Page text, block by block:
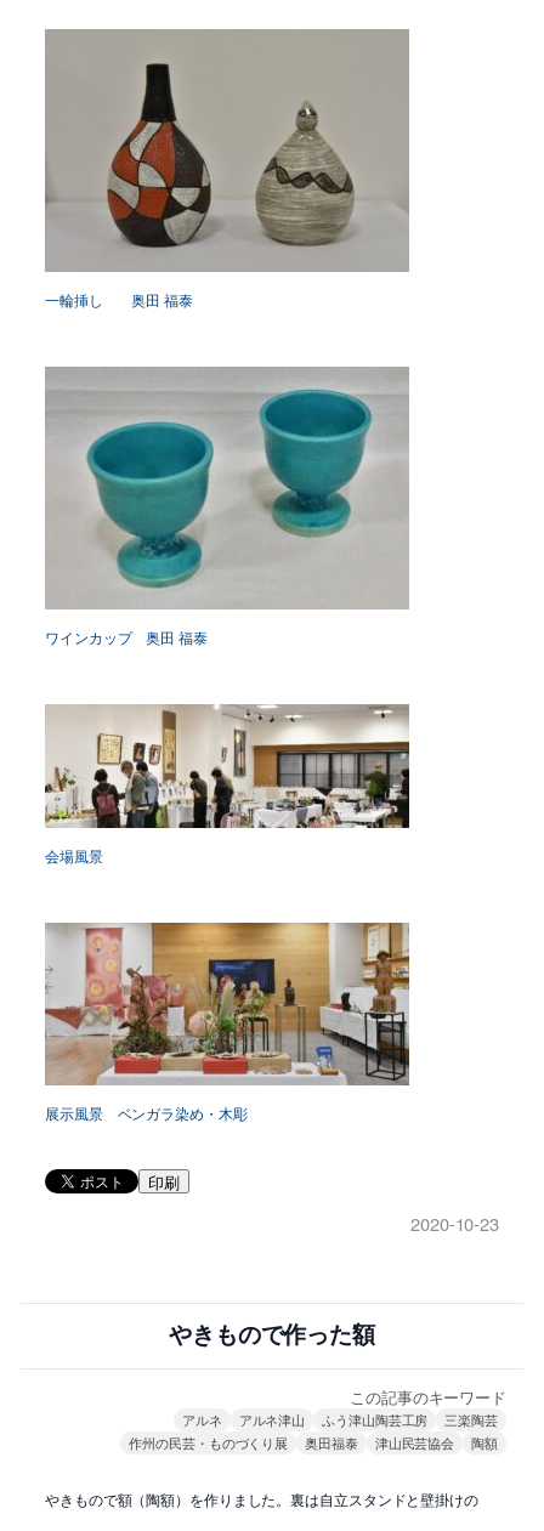
一輪挿し 奥田 福泰
ワインカップ 奥田 福泰
会場風景
展示風景 ベンガラ染め・木彫
印刷
2020-10-23
やきもので作った額
この記事のキーワード
アルネ アルネ津山 ふう津山陶芸工房
三楽陶芸
作州の民芸・ものづくり展
奥田福泰 津山民芸協会 陶額
やきもので額（陶額）を作りました。裏は自立スタンドと壁掛けの